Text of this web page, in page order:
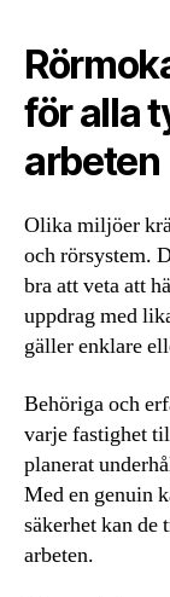
för alla
arbeten
Olika miljöer
och rörsystem.
bra att veta att
uppdrag med
gäller enklare
Behöriga och
varje fastighet
planerat
Med en genuin
säkerhet kan de
arbeten.